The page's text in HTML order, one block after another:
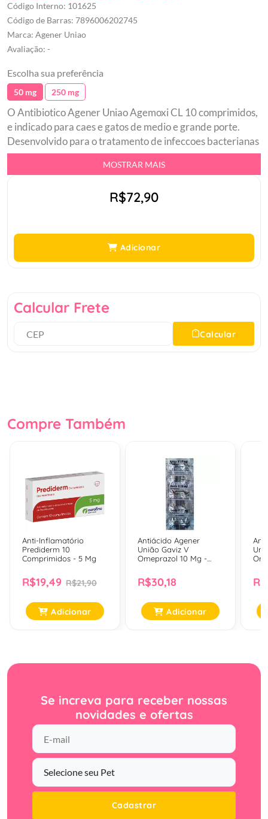
Código Interno: 101625
Código de Barras: 7896006202745
Marca: Agener Uniao
Avaliação: -
Escolha sua preferência
50 mg 250 mg
O Antibiotico Agener Uniao Agemoxi CL 10 comprimidos,
e indicado para caes e gatos de medio e grande porte.
Desenvolvido para o tratamento de infeccoes bacterianas
aerobicas e anaerobicas sensiveis, piodermites e infeccoes
dos tecidos moles, infeccoes do trato urinario, infeccoes
como as enterites.br Indicado como preventivo de
MOSTRAR MAIS
R$72,90
Adicionar
Calcular Frete
Calcular
Compre Também
Anti-Inflamatório
Prediderm 10
Comprimidos - 5 Mg
R$19,49 R$21,90
Adicionar
Antiácido Agener
União Gaviz V
Omeprazol 10 Mg -
Comprimidos
R$30,18
Adicionar
Se increva para receber nossas
novidades e ofertas
Cadastrar